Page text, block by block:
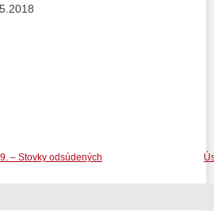
– Stovky odsúdených